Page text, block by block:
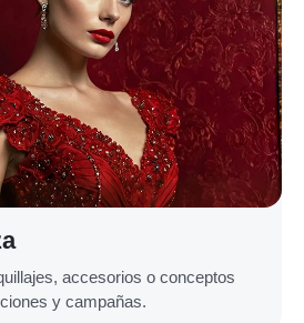
accesorios o conceptos
y campañas.